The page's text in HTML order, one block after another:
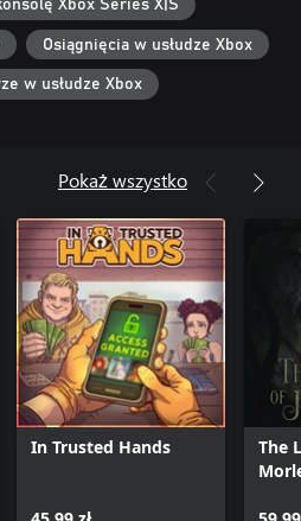
Xbox Series X|S
Osiągnięcia w usłudze Xbox
w usłudze Xbox
Pokaż wszystko
In Trusted Hands
The